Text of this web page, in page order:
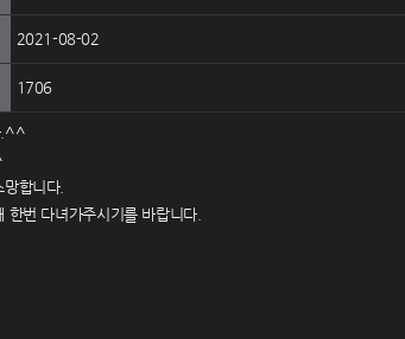
2021-08-02
1706
.^^
합니다.
한번 다녀가주시기를 바랍니다.